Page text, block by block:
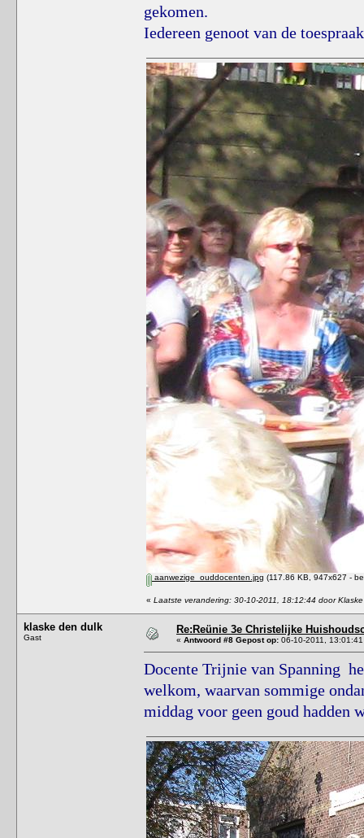
gekomen.
Iedereen genoot van de
aanwezige_ouddocenten.jpg (117.86 KB, 947x627 -
« Laatste verandering: 30-10-2011, 18:12:44 door
klaske den dulk
Gast
Re:Reünie 3e Christelijke
« Antwoord #8 Gepost op: 06-10-2011,
Docente Trijnie van Spanning
welkom, waarvan sommige
middag voor geen goud hadden